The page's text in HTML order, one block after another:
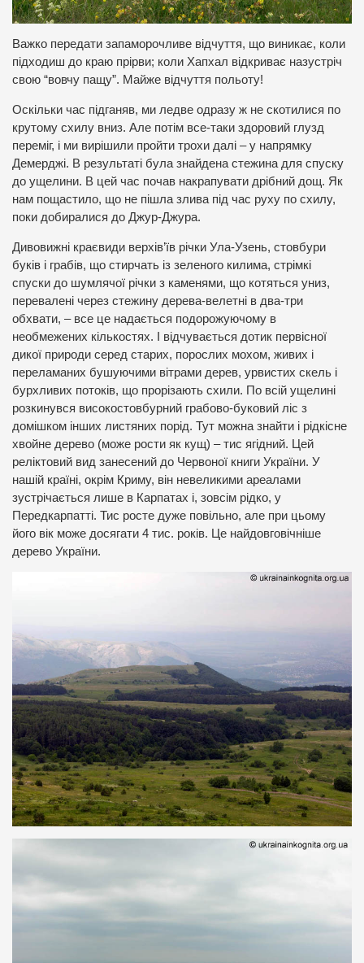
Важко передати запаморочливе відчуття, що виникає, коли
підходиш до краю прірви; коли Хапхал відкриває назустріч
свою “вовчу пащу”. Майже відчуття польоту!
Оскільки час підганяв, ми ледве одразу ж не скотилися по
крутому схилу вниз. Але потім все-таки здоровий глузд
переміг, і ми вирішили пройти трохи далі – у напрямку
Демерджі. В результаті була знайдена стежина для спуску
до ущелини. В цей час почав накрапувати дрібний дощ. Як
нам пощастило, що не пішла злива під час руху по схилу,
поки добиралися до Джур-Джура.
Дивовижні краєвиди верхів’їв річки Ула-Узень, стовбури
буків і грабів, що стирчать із зеленого килима, стрімкі
спуски до шумлячої річки з каменями, що котяться униз,
перевалені через стежину дерева-велетні в два-три
обхвати, – все це надається подорожуючому в
необмежених кількостях. І відчувається дотик первісної
дикої природи серед старих, порослих мохом, живих і
переламаних бушуючими вітрами дерев, урвистих скель і
бурхливих потоків, що прорізають схили. По всій ущелині
розкинувся високостовбурний грабово-буковий ліс з
домішком інших листяних порід. Тут можна знайти і рідкісне
хвойне дерево (може рости як кущ) – тис ягідний. Цей
реліктовий вид занесений до Червоної книги України. У
нашій країні, окрім Криму, він невеликими ареалами
зустрічається лише в Карпатах і, зовсім рідко, у
Передкарпатті. Тис росте дуже повільно, але при цьому
його вік може досягати 4 тис. років. Це найдовговічніше
дерево України.